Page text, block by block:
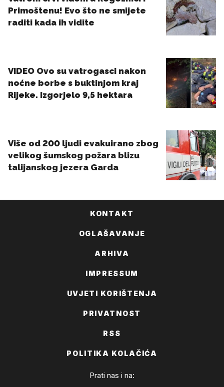
KONTAKT
OGLAŠAVANJE
ARHIVA
IMPRESSUM
UVJETI KORIŠTENJA
PRIVATNOST
RSS
POLITIKA KOLAČIĆA
Prati nas i na: